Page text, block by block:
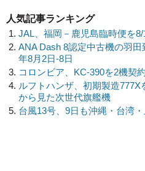
人気記事ランキング
JAL、福岡－鹿児島臨時便を
ANA Dash 8認定中古機の羽
年8月2日-8日
コロンビア、KC-390を2機
ルフトハンザ、初期製造
から見た次世代旗艦機
台風13号、9日も沖縄・台湾